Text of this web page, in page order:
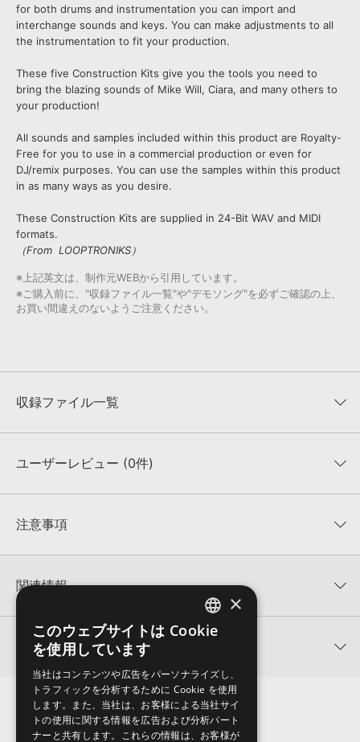
for both drums and instrumentation you can import and
interchange sounds and keys. You can make adjustments to all
the instrumentation to fit your production.
These five Construction Kits give you the tools you need to
bring the blazing sounds of Mike Will, Ciara, and many others to
your production!
All sounds and samples included within this product are Royalty-
Free for you to use in a commercial production or even for
DJ/remix purposes. You can use the samples within this product
in as many ways as you desire.
These Construction Kits are supplied in 24-Bit WAV and MIDI
formats.
（From LOOPTRONIKS）
※上記英文は、制作元WEBから引用しています。
※ご購入前に、"収録ファイル一覧"や"デモソング"を必ずご確認の上、
お買い間違えのないようご注意ください。
収録ファイル一覧
収録ファイル一覧
ユーザーレビュー (0件)
★★★★★
★5
★2
★1
0%
レビューをもっと見る »
注意事項
KONTAKTフォーマットは、
でお使いいただけます。無償版のKONTAKT PLAYERではお使いい
ただけませんので、ご注意ください。また、「ライブラリ・タブ」
への表示にも対応しておりません。
4GBを超えるデータに関するご注意：
FAT32でフォーマットされた
HDDには、1ファイル4GBを超えるデータを格納することができま
せん。データ容量が4GBを超えるダウンロード製品をご購入いただ
きます際には、NTFSやHFS＋でフォーマットされたHDDをご用意
いただく必要がございます。
関連情報
LOOPTRONIKS 製品一覧
SEXY BODY PARTY VOL 2のサポート情報
関連サポート情報
2022.06.06
MIDI形式サンプルパックの追加方法
ENGLISH
×
このウェブサイトは Cookie
を使用しています
当社はコンテンツや広告をパーソナライズし、
トラフィックを分析するために Cookie を使用
します。また、当社は、お客様による当社サイ
トの使用に関する情報を広告および分析パート
ナーと共有します。これらの情報は、お客様が